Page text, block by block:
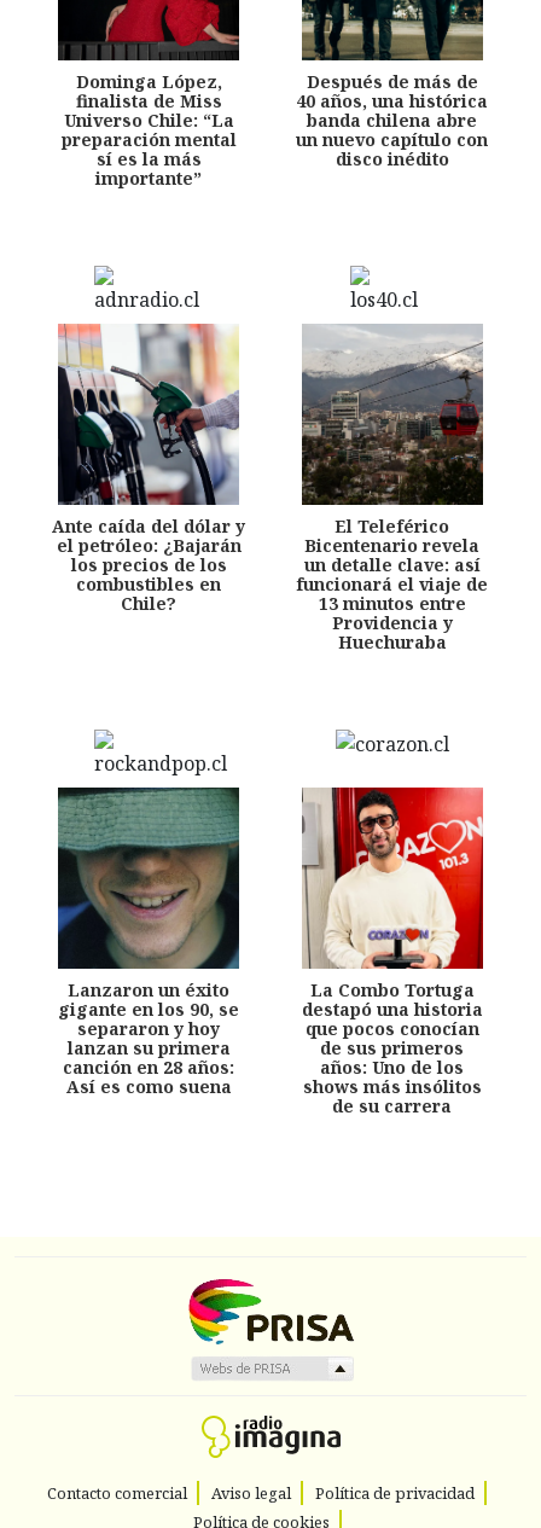
Dominga López,
finalista de Miss
Universo Chile: “La
preparación mental
sí es la más
importante”
Después de más de
40 años, una histórica
banda chilena abre
un nuevo capítulo con
disco inédito
Ante caída del dólar y
el petróleo: ¿Bajarán
los precios de los
combustibles en
Chile?
El Teleférico
Bicentenario revela
un detalle clave: así
funcionará el viaje de
13 minutos entre
Providencia y
Huechuraba
Lanzaron un éxito
gigante en los 90, se
separaron y hoy
lanzan su primera
canción en 28 años:
Así es como suena
La Combo Tortuga
destapó una historia
que pocos conocían
de sus primeros
años: Uno de los
shows más insólitos
de su carrera
Contacto comercial Aviso legal
Política de privacidad
Política de cookies